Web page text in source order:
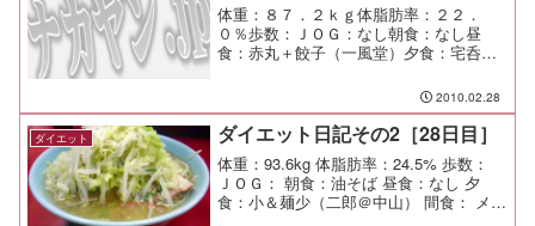
体重：８７．２ｋｇ体脂肪率：２２．
０％歩数：ＪＯＧ：なし朝食：なし昼
食：赤丸＋餃子（一風堂）夕食：宅呑み
2010.02.28
ダイエット ダイエット日記その2［28日目］
体重：93.6kg 体脂肪率：24.5% 歩数：
ＪＯＧ： 朝食：油そば 昼食：なし 夕
食：小＆麺少（二郎＠中山） 間食： メ